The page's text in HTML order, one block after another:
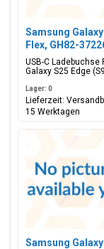
Samsung
Flex, GH82-
USB-C Ladebuchse
Galaxy S25 Edge
Lager: 0
Lieferzeit:
15 Werktagen
Samsung